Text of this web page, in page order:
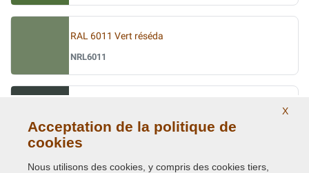
RAL 6011 Vert réséda
NRL6011
NRL6012
X
Acceptation de la politique de
cookies
Nous utilisons des cookies, y compris des cookies tiers,